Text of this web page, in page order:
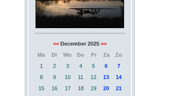
<< December 2025 >>
Ma
Di Wo Do Fr Za
Zo
1
2 3 4 5 6
7
8
9 10 11 12 13
14
15
16 17 18 19 20
21